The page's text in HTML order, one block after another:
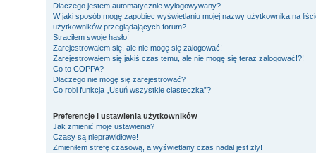
Dlaczego jestem automatycznie wylogowywany?
W jaki sposób mogę zapobiec wyświetlaniu mojej nazwy użytkownika na
użytkowników przeglądających forum?
Straciłem swoje hasło!
Zarejestrowałem się, ale nie mogę się zalogować!
Zarejestrowałem się jakiś czas temu, ale nie mogę się teraz zalogować!?!
Co to COPPA?
Dlaczego nie mogę się zarejestrować?
Co robi funkcja „Usuń wszystkie ciasteczka”?
Preferencje i ustawienia użytkowników
Jak zmienić moje ustawienia?
Czasy są nieprawidłowe!
Zmieniłem strefę czasową, a wyświetlany czas nadal jest zły!